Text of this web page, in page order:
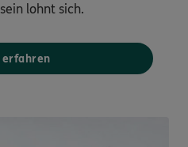
lohnt sich.
erfahren